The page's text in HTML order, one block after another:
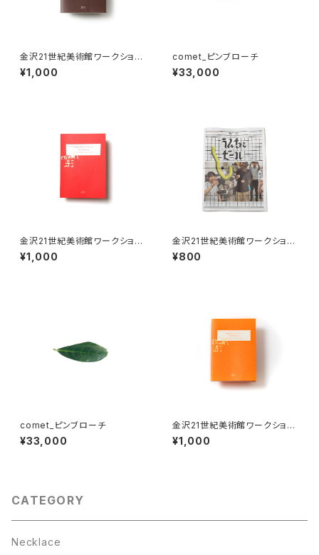
金沢21世紀美術館ワークショッ
プ・アーカイブブック 2018-201
9
¥1,000
comet_ピンブローチ
¥33,000
金沢21世紀美術館ワークショッ
プ・アーカイブブック 2021-202
2
¥1,000
金沢21世紀美術館ワークショッ
プ・アーカイブブック 2023-20
24
¥800
comet_ピンブローチ
¥33,000
金沢21世紀美術館ワークショッ
プ・アーカイブブック 2017-201
8
¥1,000
CATEGORY
Necklace